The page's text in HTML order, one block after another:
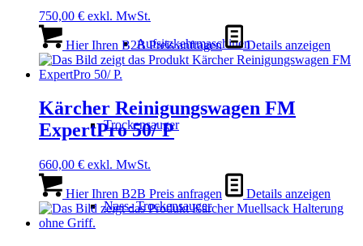
Aufsitzkehrmaschinen
Trockensauger
Nass- Trockensauger
750,00 € exkl. MwSt.
Hier Ihren B2B Preis anfragen Details anzeigen
Kärcher Reinigungswagen FM
ExpertPro 50/ P
660,00 € exkl. MwSt.
Hier Ihren B2B Preis anfragen Details anzeigen